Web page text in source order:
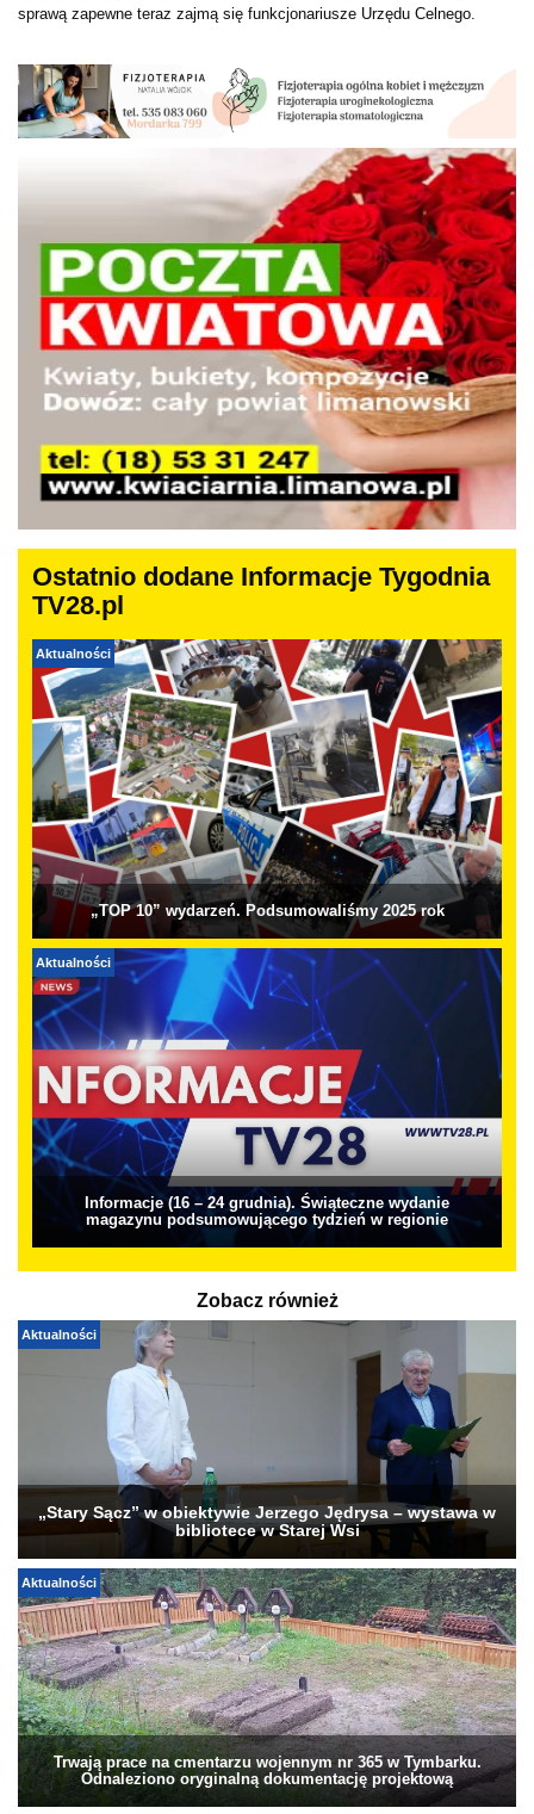
sprawą zapewne teraz zajmą się funkcjonariusze Urzędu Celnego.
Ostatnio dodane Informacje Tygodnia
TV28.pl
Aktualności
„TOP 10” wydarzeń. Podsumowaliśmy 2025 rok
Aktualności
Informacje (16 – 24 grudnia). Świąteczne wydanie
magazynu podsumowującego tydzień w regionie
Zobacz również
Aktualności
„Stary Sącz” w obiektywie Jerzego Jędrysa – wystawa w
bibliotece w Starej Wsi
Aktualności
Trwają prace na cmentarzu wojennym nr 365 w Tymbarku.
Odnaleziono oryginalną dokumentację projektową